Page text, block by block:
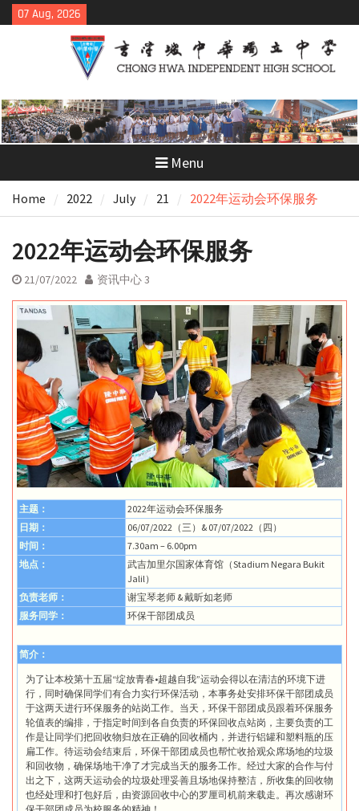
Skip
to
07 Aug, 2026
Menu
Home 2022 July 21 2022年运动会环保服务
2022年运动会环保服务
21/07/2022 资讯中心 3
主题：
2022年运动会环保服务
日期：
06/07/2022（三）& 07/07/2022（四）
时间：
7.30am – 6.00pm
地点：
武吉加里尔国家体育馆（Stadium Negara Bukit
Jalil）
负责老师：
谢宝琴老师 & 戴昕如老师
服务同学：
环保干部团成员
简介：
为了让本校第十五届“绽放青春•超越自我”运动会得以在清洁的环境下进
行，同时确保同学们有合力实行环保活动，本事务处安排环保干部团成员
于这两天进行环保服务的站岗工作。当天，环保干部团成员跟着环保服务
轮值表的编排，于指定时间到各自负责的环保回收点站岗，主要负责的工
作是让同学们把回收物归放在正确的回收桶内，并进行铝罐和塑料瓶的压
扁工作。待运动会结束后，环保干部团成员也帮忙收拾观众席场地的垃圾
和回收物，确保场地干净了才完成当天的服务工作。经过大家的合作与付
出之下，这两天运动会的垃圾处理妥善且场地保持整洁，所收集的回收物
也经处理和打包好后，由资源回收中心的罗厘司机前来载走。再次感谢环